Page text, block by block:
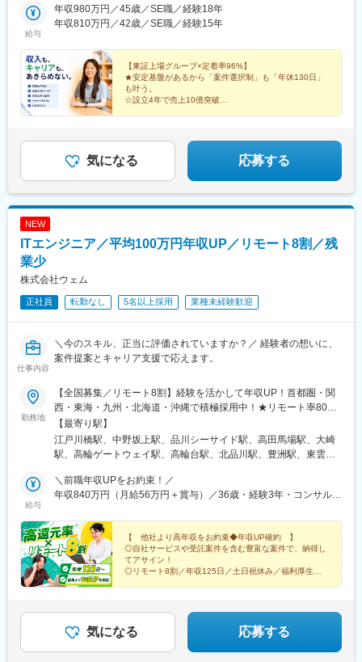
所＞北海道札幌市中央区南二条西3-13-4 カタオカビル＜仙台営業
所＞宮城県仙台市青葉区上杉5-6-7 レジーナコート上杉 2F＜横浜
みなとみらい10F＜名古屋営業所＞愛知県名古屋市中村区名駅3-4-
10 アルティメイト名駅1st 2F＜大阪営業所＞大阪府大阪市西区京
町堀1-7-23 b.KYOMACHIBORI 5F＜福岡営業所＞福岡県福岡市早
良区室見5‐5‐20 ミッドレジデ室見 1F＜沖縄営業所＞沖縄県那覇市
久茂地3丁目26-32 YSCビル 202※受動喫煙対策：あり
橋駅、名古屋駅
給与
年収980万円／45歳／SE職／経験18年
年収810万円／42歳／SE職／経験15年
【東証上場グループ×定着率96%】
★安定基盤があるから「案件選択制」も「年休130日」
も叶う。
☆設立4年で売上10億突破
気になる 応募する
NEW
ITエンジニア／平均100万円年収UP／リモート8割／残
業少
株式会社ウェム
正社員 転勤なし 5名以上採用 業種未経験歓迎
仕事内容
＼今のスキル、正当に評価されていますか？／ 経験者の想いに、
案件提案とキャリア支援で応えます。
勤務地
【全国募集／リモート8割】経験を活かして年収UP！首都圏・関
西・東海・九州・北海道・沖縄で積極採用中！★リモート率80%
以上★転勤なし★平均100万円UP・最大185万円UPの実績あり★
フルリモート／ハイブリッド／出社など働き方も相談可本社また
は通勤可能な案件先での勤務です。◎主な勤務地■東京：品川、豊
町、大崎、飯田橋 など■神奈川：横浜、みなとみらい、新横浜、
川崎、武蔵小杉 など■千葉：浦安、海浜幕張、柏の葉キャンパス
屋橋、肥後橋、本町、京橋 など■名古屋：名古屋、伏見、栄、千
種 など■福岡：博多、天神、中洲川端 など■札幌：札幌、すすき
の、千歳 など■滋賀：石場 など本社：東京都文京区関口1-24-8 東
宝江戸川橋ビル7F＼上京支援あり／都内へ転居される方に支援金
10万円を支給します。※受動喫煙防止対策：敷地内全面禁煙
【最寄り駅】
江戸川橋駅、中野坂上駅、品川シーサイド駅、高田馬場駅、大崎
駅、高輪ゲートウェイ駅、高輪台駅、北品川駅、豊洲駅、東雲駅
駅、参宮橋駅、都庁前駅、新宿三丁目駅、四ツ谷駅、向原駅(東京
都)、都電雑司ケ谷駅、末広町駅(東京都)、神谷町駅、虎ノ門ヒル
道橋駅、日本橋駅(東京都)、京橋駅(東京都)、築地駅、茅場町駅、
新高島駅、みなとみらい駅、新横浜駅、鹿島田駅、武蔵小杉駅、
新浦安駅、浦安駅(千葉県)、海浜幕張駅、柏の葉キャンパス駅、大
宮駅(埼玉県)、北浦和駅、西梅田駅、淀屋橋駅、肥後橋駅、本町
駅、京橋駅(大阪府)、国際センター駅、矢場町駅、伏見駅(愛知
西線６条駅、千歳駅(北海道)、石場駅、西新宿五丁目駅、青物横丁
駅、西早稲田駅、新馬場駅、二重橋前駅、日比谷駅、南新宿駅、
西新宿駅、新宿御苑前駅、麹町駅、東池袋駅、池袋駅、秋葉原
給与
＼前職年収UPをお約束！／
年収840万円（月給56万円＋賞与）／36歳・経験3年・コンサルタ
【 他社より高年収をお約束◆年収UP確約 】
◎自社サービスや受託案件を含む豊富な案件で、納得し
てアサイン！
◎リモート8割／年収125日／土日祝休み／福利厚生充
気になる 応募する